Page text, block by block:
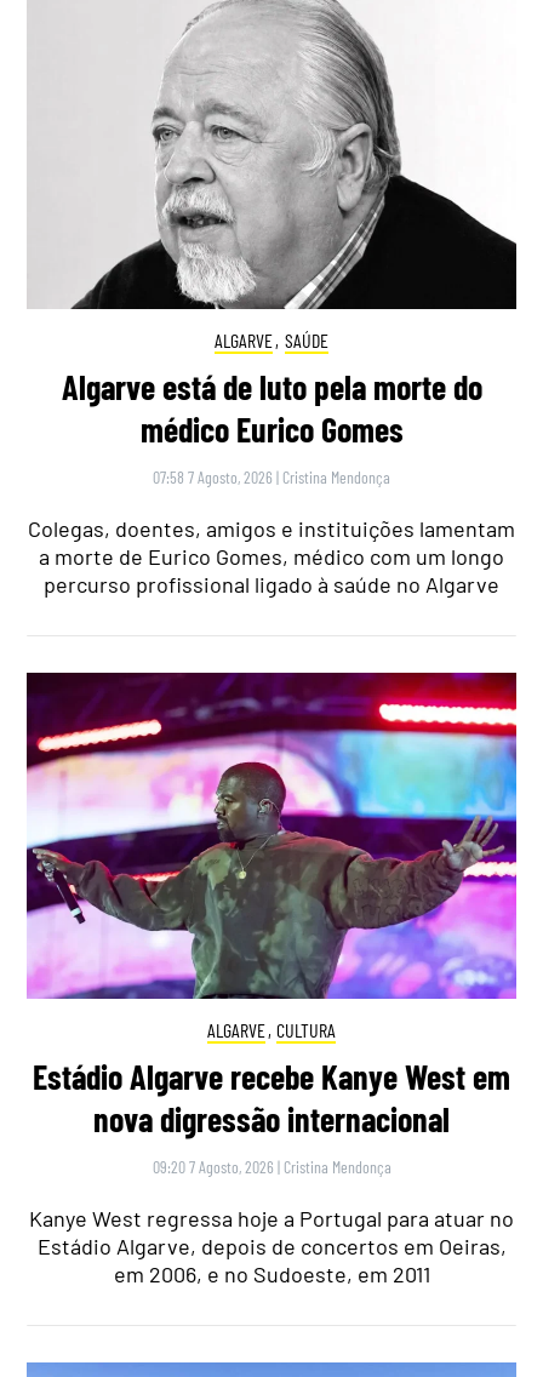
ALGARVE, SAÚDE
Algarve está de luto pela morte do
médico Eurico Gomes
07:58 7 Agosto, 2026 | Cristina Mendonça
Colegas, doentes, amigos e instituições lamentam
a morte de Eurico Gomes, médico com um longo
percurso profissional ligado à saúde no Algarve
ALGARVE, CULTURA
Estádio Algarve recebe Kanye West em
nova digressão internacional
09:20 7 Agosto, 2026 | Cristina Mendonça
Kanye West regressa hoje a Portugal para atuar no
Estádio Algarve, depois de concertos em Oeiras,
em 2006, e no Sudoeste, em 2011